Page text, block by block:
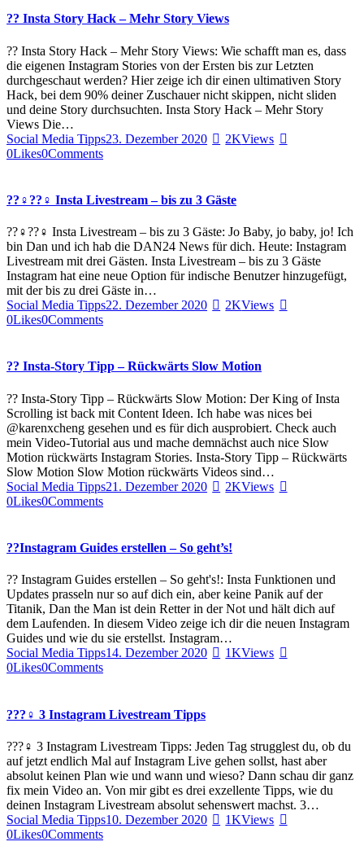
?? Insta Story Hack – Mehr Story Views
?? Insta Story Hack – Mehr Story Views: Wie schafft man es, dass
die eigenen Instagram Stories von der Ersten bis zur Letzten
durchgeschaut werden? Hier zeige ich dir einen ultimativen Story
Hack, bei dem 90% deiner Zuschauer nicht skippen, nicht sliden
und deine Story durchsuchten. Insta Story Hack – Mehr Story
Views Die…
Social Media Tipps23. Dezember 2020 2KViews
0Likes0Comments
??‍♀️??‍♀️ Insta Livestream – bis zu 3 Gäste
??‍♀️??‍♀️ Insta Livestream – bis zu 3 Gäste: Jo Baby, jo baby, jo! Ich
bin Dan und ich hab die DAN24 News für dich. Heute: Instagram
Livestream mit drei Gästen. Insta Livestream – bis zu 3 Gäste
Instagram hat eine neue Option für indische Benutzer hinzugefügt,
mit der bis zu drei Gäste in…
Social Media Tipps22. Dezember 2020 2KViews
0Likes0Comments
?? Insta-Story Tipp – Rückwärts Slow Motion
?? Insta-Story Tipp – Rückwärts Slow Motion: Der King of Insta
Scrolling ist back mit Content Ideen. Ich habe was nices bei
@karenxcheng gesehen und es für dich ausprobiert. Check auch
mein Video-Tutorial aus und mache demnächst auch nice Slow
Motion rückwärts Instagram Stories. Insta-Story Tipp – Rückwärts
Slow Motion Slow Motion rückwärts Videos sind…
Social Media Tipps21. Dezember 2020 2KViews
0Likes0Comments
??Instagram Guides erstellen – So geht’s!
?? Instagram Guides erstellen – So geht's!: Insta Funktionen und
Updates prasseln nur so auf dich ein, aber keine Panik auf der
Titanik, Dan the Man ist dein Retter in der Not und hält dich auf
dem Laufenden. In diesem Video zeige ich dir die neuen Instagram
Guides und wie du sie erstellst. Instagram…
Social Media Tipps14. Dezember 2020 1KViews
0Likes0Comments
???‍♀️ 3 Instagram Livestream Tipps
???‍♀️ 3 Instagram Livestream Tipps: Jeden Tag strugglest du, ob du
auf jetzt endlich Mal auf Instagram Live gehen sollst, hast aber
absolut keinen Plan wie und wann und wieso? Dann schau dir ganz
fix mein Video an. Von mir gibt es drei exzellente Tipps, wie du
deinen Instagram Livestream absolut sehenswert machst. 3…
Social Media Tipps10. Dezember 2020 1KViews
0Likes0Comments